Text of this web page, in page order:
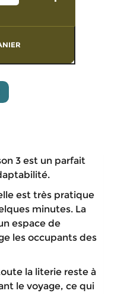
3 est un parfait
est très pratique
minutes. La
espace de
les occupants des
la literie reste à
le voyage, ce qui